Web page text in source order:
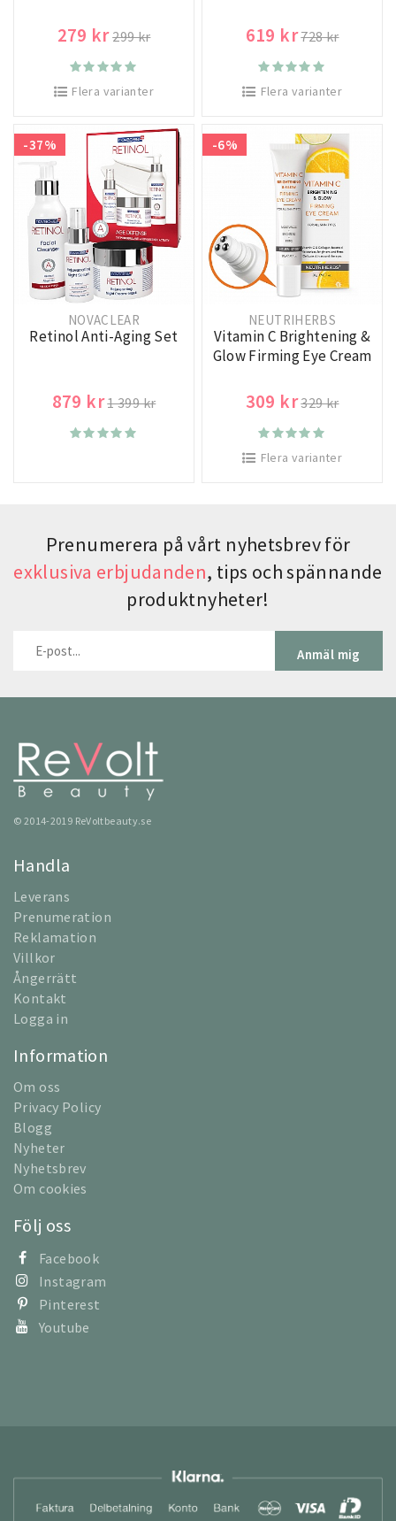
279 kr299 kr
Flera varianter
619 kr728 kr
Flera varianter
-37%
NOVACLEAR
Retinol Anti-Aging Set
879 kr1 399 kr
-6%
NEUTRIHERBS
Vitamin C Brightening &
Glow Firming Eye Cream
309 kr329 kr
Flera varianter
Prenumerera på vårt nyhetsbrev för
exklusiva erbjudanden, tips och spännande
produktnyheter!
Anmäl mig
© 2014-2019 ReVoltbeauty.se
Handla
Leverans
Prenumeration
Reklamation
Villkor
Ångerrätt
Kontakt
Logga in
Information
Om oss
Privacy Policy
Blogg
Nyheter
Nyhetsbrev
Om cookies
Följ oss
Facebook
Instagram
Pinterest
Youtube